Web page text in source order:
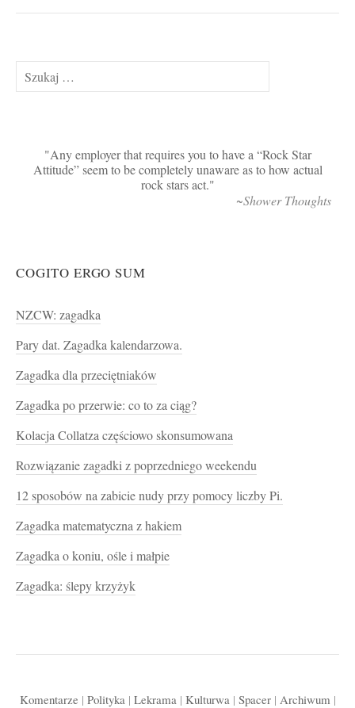
Szukaj:
Any employer that requires you to have a “Rock Star
Attitude” seem to be completely unaware as to how actual
rock stars act.
~Shower Thoughts
COGITO ERGO SUM
NZCW: zagadka
Pary dat. Zagadka kalendarzowa.
Zagadka dla przeciętniaków
Zagadka po przerwie: co to za ciąg?
Kolacja Collatza częściowo skonsumowana
Rozwiązanie zagadki z poprzedniego weekendu
12 sposobów na zabicie nudy przy pomocy liczby Pi.
Zagadka matematyczna z hakiem
Zagadka o koniu, ośle i małpie
Zagadka: ślepy krzyżyk
Komentarze | Polityka| Lekrama| Kulturwa| Spacer| Archiwum |